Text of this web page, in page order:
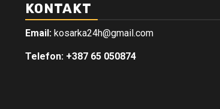
KONTAKT
Email: kosarka24h@gmail.com
Telefon: +387 65 050874